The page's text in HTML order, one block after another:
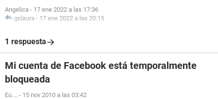
Angelica - 17 ene 2022 a las 17:36
gslaura - 17 ene 2022 a las 20:15
1 respuesta
Mi cuenta de Facebook está temporalmente
bloqueada
Eu.... - 15 nov 2010 a las 03:42